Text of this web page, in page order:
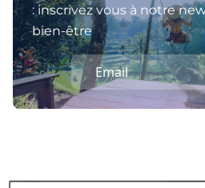
: inscrivez vous à notre
bien-être